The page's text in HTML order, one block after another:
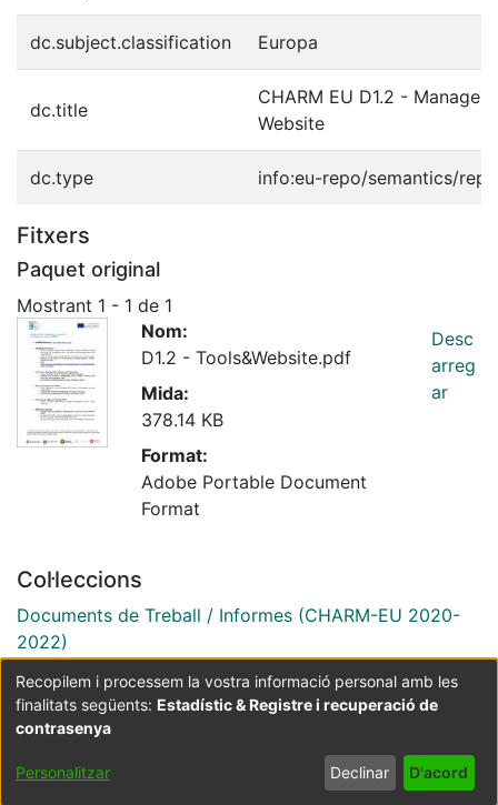
dc.subject.classification Europa
dc.title
CHARM EU D1.2 -
Website
dc.type info:eu-repo/semantics/
Fitxers
Paquet original
Mostrant 1 - 1 de 1
Nom:
D1.2 - Tools&Website.pdf
Mida:
378.14 KB
Format:
Adobe Portable Document
Format
Desc
arreg
ar
Col·leccions
Documents de Treball / Informes (CHARM-EU 2020-
2022)
Coordinació:CRAI UB Avís legal
Metadades
subjectes a:
Configuració
de cookies
privadesa
Recopilem i processem la vostra informació personal amb les
finalitats següents: Estadístic & Registre i recuperació de
contrasenya
Personalitzar Declinar D'acord